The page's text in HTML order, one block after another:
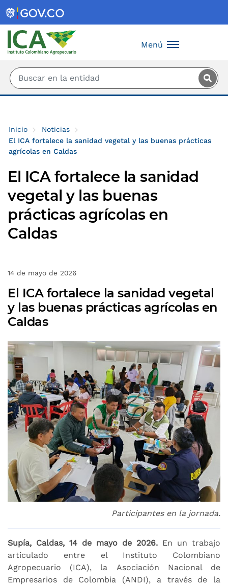
Menú
Inicio
Noticias
El ICA fortalece la sanidad vegetal y las buenas prácticas
agrícolas en Caldas
El ICA fortalece la sanidad
vegetal y las buenas
prácticas agrícolas en
Caldas
14 de mayo de 2026
El ICA fortalece la sanidad vegetal
y las buenas prácticas agrícolas en
Caldas
Participantes en la jornada.
Supía, Caldas, 14 de mayo de 2026. En un trabajo
articulado entre el Instituto Colombiano
Agropecuario (ICA), la Asociación Nacional de
Empresarios de Colombia (ANDI), a través de la